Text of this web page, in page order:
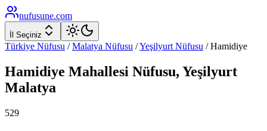
nufusune.com
İl Seçiniz
Türkiye Nüfusu / Malatya Nüfusu /Yeşilyurt Nüfusu /Hamidiye
Hamidiye Mahallesi Nüfusu, Yeşilyurt
Malatya
529